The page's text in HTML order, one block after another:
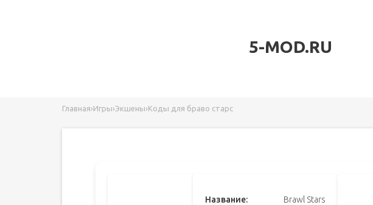
5-MOD.RU
Главная›Игры›Экшены›Коды для браво старс
Название: Brawl Stars